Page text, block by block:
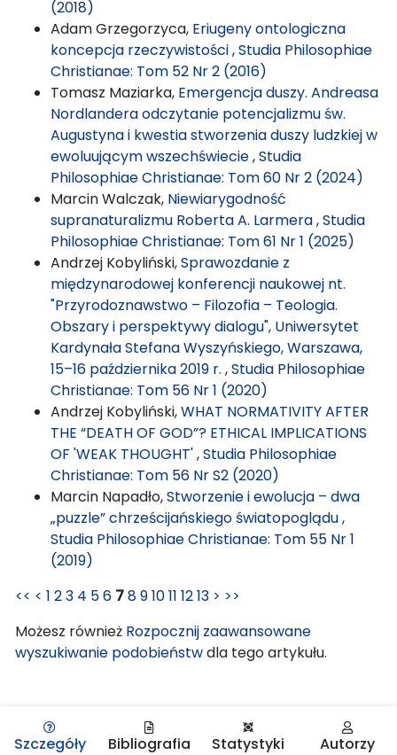
(2018)
Adam Grzegorzyca, Eriugeny ontologiczna
koncepcja rzeczywistości,Studia Philosophiae
Christianae: Tom 52 Nr 2 (2016)
Tomasz Maziarka, Emergencja duszy. Andreasa
Nordlandera odczytanie potencjalizmu św.
Augustyna i kwestia stworzenia duszy ludzkiej w
ewoluującym wszechświecie,Studia
Philosophiae Christianae: Tom 60 Nr 2 (2024)
Marcin Walczak, Niewiarygodność
supranaturalizmu Roberta A. Larmera,Studia
Philosophiae Christianae: Tom 61 Nr 1 (2025)
Andrzej Kobyliński,Sprawozdanie z
międzynarodowej konferencji naukowej nt.
"Przyrodoznawstwo – Filozofia – Teologia.
Obszary i perspektywy dialogu", Uniwersytet
Kardynała Stefana Wyszyńskiego, Warszawa,
15–16 października 2019 r. ,Studia Philosophiae
Christianae: Tom 56 Nr 1 (2020)
Andrzej Kobyliński,WHAT NORMATIVITY AFTER
THE “DEATH OF GOD”? ETHICAL IMPLICATIONS
OF 'WEAK THOUGHT',Studia Philosophiae
Christianae: Tom 56 Nr S2 (2020)
Marcin Napadło,Stworzenie i ewolucja – dwa
„puzzle” chrześcijańskiego światopoglądu,
Studia Philosophiae Christianae: Tom 55 Nr 1
(2019)
<< < 1 23 4 56 7891011 1213 > >>
Możesz również Rozpocznij zaawansowane
wyszukiwanie podobieństwdla tego artykułu.
Szczegóły Bibliografia Statystyki Autorzy